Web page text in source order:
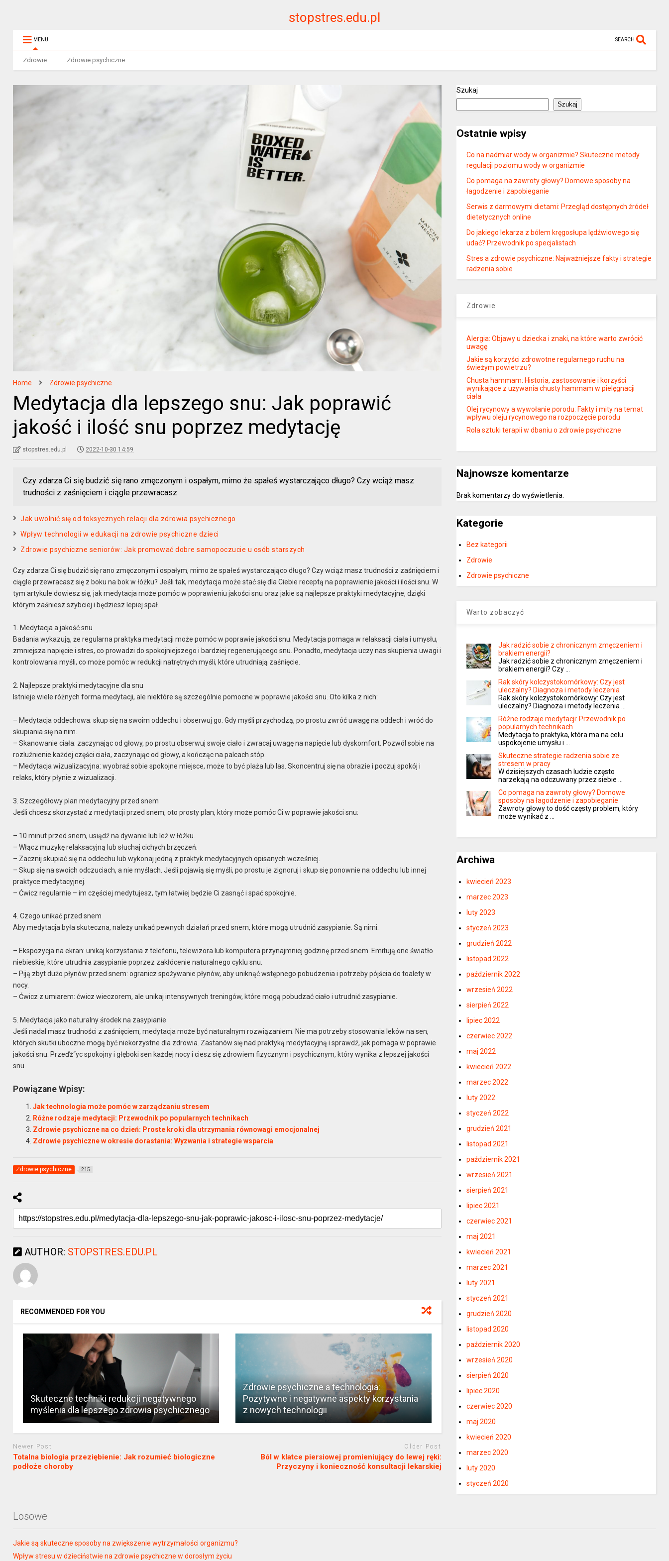
stopstres.edu.pl
MENU SEARCH
Zdrowie Zdrowie psychiczne
Home Zdrowie psychiczne
Medytacja dla lepszego snu: Jak poprawić
jakość i ilość snu poprzez medytację
stopstres.edu.pl 2022-10-30 14:59
Czy zdarza Ci się budzić się rano zmęczonym i ospałym, mimo że spałeś wystarczająco długo? Czy wciąż masz
trudności z zaśnięciem i ciągle przewracasz
Jak uwolnić się od toksycznych relacji dla zdrowia psychicznego
Wpływ technologii w edukacji na zdrowie psychiczne dzieci
Zdrowie psychiczne seniorów: Jak promować dobre samopoczucie u osób starszych
Czy zdarza Ci się budzić się rano zmęczonym i ospałym, mimo że spałeś wystarczająco długo? Czy wciąż masz trudności z zaśnięciem i
ciągle przewracasz się z boku na bok w łóżku? Jeśli tak, medytacja może stać się dla Ciebie receptą na poprawienie jakości i ilości snu. W
tym artykule dowiesz się, jak medytacja może pomóc w poprawieniu jakości snu oraz jakie są najlepsze praktyki medytacyjne, dzięki
którym zaśniesz szybciej i będziesz lepiej spał.
1. Medytacja a jakość snu
Badania wykazują, że regularna praktyka medytacji może pomóc w poprawie jakości snu. Medytacja pomaga w relaksacji ciała i umysłu,
zmniejsza napięcie i stres, co prowadzi do spokojniejszego i bardziej regenerującego snu. Ponadto, medytacja uczy nas skupienia uwagi i
kontrolowania myśli, co może pomóc w redukcji natrętnych myśli, które utrudniają zaśnięcie.
2. Najlepsze praktyki medytacyjne dla snu
Istnieje wiele różnych forma medytacji, ale niektóre są szczególnie pomocne w poprawie jakości snu. Oto kilka z nich:
– Medytacja oddechowa: skup się na swoim oddechu i obserwuj go. Gdy myśli przychodzą, po prostu zwróć uwagę na oddech i wróć do
skupiania się na nim.
– Skanowanie ciała: zaczynając od głowy, po prostu obserwuj swoje ciało i zwracaj uwagę na napięcie lub dyskomfort. Pozwól sobie na
rozluźnienie każdej części ciała, zaczynając od głowy, a kończąc na palcach stóp.
– Medytacja wizualizacyjna: wyobraź sobie spokojne miejsce, może to być plaża lub las. Skoncentruj się na obrazie i poczuj spokój i
relaks, który płynie z wizualizacji.
3. Szczegółowy plan medytacyjny przed snem
Jeśli chcesz skorzystać z medytacji przed snem, oto prosty plan, który może pomóc Ci w poprawie jakości snu:
– 10 minut przed snem, usiądź na dywanie lub leź w łóżku.
– Włącz muzykę relaksacyjną lub słuchaj cichych brzęczeń.
– Zacznij skupiać się na oddechu lub wykonaj jedną z praktyk medytacyjnych opisanych wcześniej.
– Skup się na swoich odczuciach, a nie myślach. Jeśli pojawią się myśli, po prostu je zignoruj i skup się ponownie na oddechu lub innej
praktyce medytacyjnej.
– Ćwicz regularnie – im częściej medytujesz, tym łatwiej będzie Ci zasnąć i spać spokojnie.
4. Czego unikać przed snem
Aby medytacja była skuteczna, należy unikać pewnych działań przed snem, które mogą utrudnić zasypianie. Są nimi:
– Ekspozycja na ekran: unikaj korzystania z telefonu, telewizora lub komputera przynajmniej godzinę przed snem. Emitują one światło
niebieskie, które utrudnia zasypianie poprzez zakłócenie naturalnego cyklu snu.
– Piją zbyt dużo płynów przed snem: ogranicz spożywanie płynów, aby uniknąć wstępnego pobudzenia i potrzeby pójścia do toalety w
nocy.
– Ćwicz z umiarem: ćwicz wieczorem, ale unikaj intensywnych treningów, które mogą pobudzać ciało i utrudnić zasypianie.
5. Medytacja jako naturalny środek na zasypianie
Jeśli nadal masz trudności z zaśnięciem, medytacja może być naturalnym rozwiązaniem. Nie ma potrzeby stosowania leków na sen,
których skutki uboczne mogą być niekorzystne dla zdrowia. Zastanów się nad praktyką medytacyjną i sprawdź, jak pomaga w poprawie
jakości snu. Przeďż˝yc spokojny i głęboki sen każdej nocy i ciesz się zdrowiem fizycznym i psychicznym, który wynika z lepszej jakości
snu.
Powiązane Wpisy:
Jak technologia może pomóc w zarządzaniu stresem
Różne rodzaje medytacji: Przewodnik po popularnych technikach
Zdrowie psychiczne na co dzień: Proste kroki dla utrzymania równowagi emocjonalnej
Zdrowie psychiczne w okresie dorastania: Wyzwania i strategie wsparcia
Zdrowie psychiczne 215
AUTHOR: STOPSTRES.EDU.PL
RECOMMENDED FOR YOU
Skuteczne techniki redukcji negatywnego
myślenia dla lepszego zdrowia psychicznego
Zdrowie psychiczne a technologia:
Pozytywne i negatywne aspekty korzystania
z nowych technologii
Newer Post
Totalna biologia przeziębienie: Jak rozumieć biologiczne
podłoże choroby
Older Post
Ból w klatce piersiowej promieniujący do lewej ręki:
Przyczyny i konieczność konsultacji lekarskiej
Szukaj
Szukaj
Ostatnie wpisy
Co na nadmiar wody w organizmie? Skuteczne metody
regulacji poziomu wody w organizmie
Co pomaga na zawroty głowy? Domowe sposoby na
łagodzenie i zapobieganie
Serwis z darmowymi dietami: Przegląd dostępnych źródeł
dietetycznych online
Do jakiego lekarza z bólem kręgosłupa lędźwiowego się
udać? Przewodnik po specjalistach
Stres a zdrowie psychiczne: Najważniejsze fakty i strategie
radzenia sobie
Zdrowie
Alergia: Objawy u dziecka i znaki, na które warto zwrócić
uwagę
Jakie są korzyści zdrowotne regularnego ruchu na
świeżym powietrzu?
Chusta hammam: Historia, zastosowanie i korzyści
wynikające z używania chusty hammam w pielęgnacji
ciała
Olej rycynowy a wywołanie porodu: Fakty i mity na temat
wpływu oleju rycynowego na rozpoczęcie porodu
Rola sztuki terapii w dbaniu o zdrowie psychiczne
Najnowsze komentarze
Brak komentarzy do wyświetlenia.
Kategorie
Bez kategorii
Zdrowie
Zdrowie psychiczne
Warto zobaczyć
Jak radzić sobie z chronicznym zmęczeniem i
brakiem energii?
Jak radzić sobie z chronicznym zmęczeniem i
brakiem energii? Czy …
Rak skóry kolczystokomórkowy: Czy jest
uleczalny? Diagnoza i metody leczenia
Rak skóry kolczystokomórkowy: Czy jest
uleczalny? Diagnoza i metody leczenia …
Różne rodzaje medytacji: Przewodnik po
popularnych technikach
Medytacja to praktyka, która ma na celu
uspokojenie umysłu i …
Skuteczne strategie radzenia sobie ze
stresem w pracy
W dzisiejszych czasach ludzie często
narzekają na odczuwany przez siebie …
Co pomaga na zawroty głowy? Domowe
sposoby na łagodzenie i zapobieganie
Zawroty głowy to dość częsty problem, który
może wynikać z …
Archiwa
kwiecień 2023
marzec 2023
luty 2023
styczeń 2023
grudzień 2022
listopad 2022
październik 2022
wrzesień 2022
sierpień 2022
lipiec 2022
czerwiec 2022
maj 2022
kwiecień 2022
marzec 2022
luty 2022
styczeń 2022
grudzień 2021
listopad 2021
październik 2021
wrzesień 2021
sierpień 2021
lipiec 2021
czerwiec 2021
maj 2021
kwiecień 2021
marzec 2021
luty 2021
styczeń 2021
grudzień 2020
listopad 2020
październik 2020
wrzesień 2020
sierpień 2020
lipiec 2020
czerwiec 2020
maj 2020
kwiecień 2020
marzec 2020
luty 2020
styczeń 2020
Losowe
Jakie są skuteczne sposoby na zwiększenie wytrzymałości organizmu?
Wpływ stresu w dzieciństwie na zdrowie psychiczne w dorosłym życiu